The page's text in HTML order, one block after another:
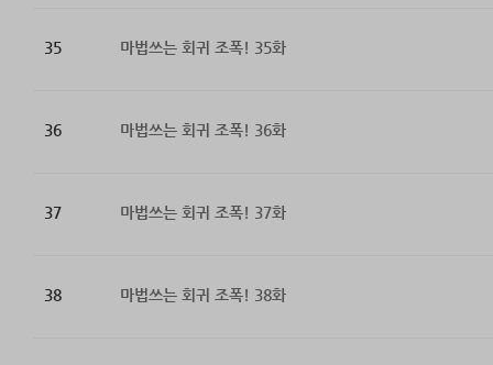
35 마법쓰는 회귀 조폭! 35화
36 마법쓰는 회귀 조폭! 36화
37 마법쓰는 회귀 조폭! 37화
38 마법쓰는 회귀 조폭! 38화